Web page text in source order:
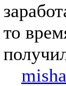
то